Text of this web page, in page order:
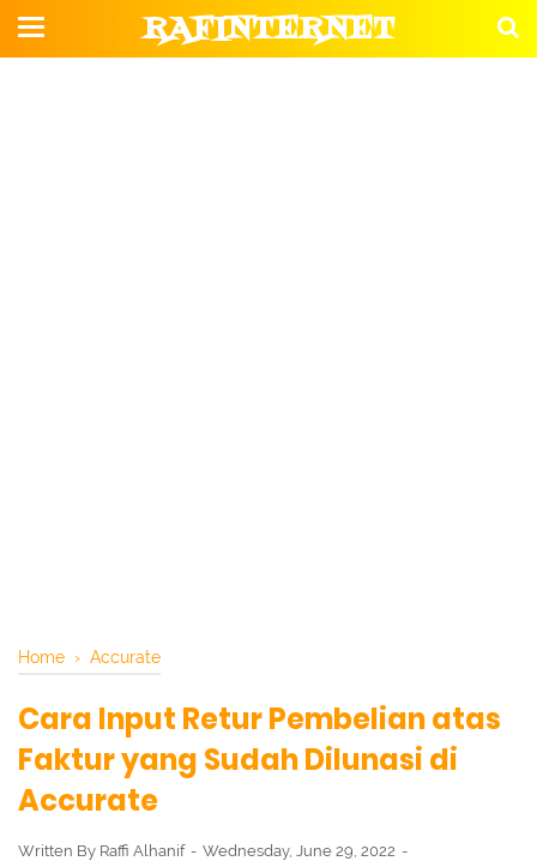
RAFINTERNET
Home › Accurate
Cara Input Retur Pembelian atas
Faktur yang Sudah Dilunasi di
Accurate
Written By Raffi Alhanif
Wednesday, June 29, 2022